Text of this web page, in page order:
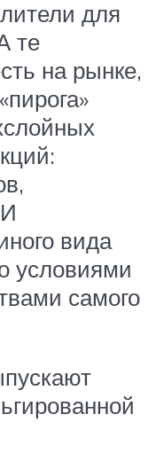
для
те
на рынке,
вида
условиями
самого